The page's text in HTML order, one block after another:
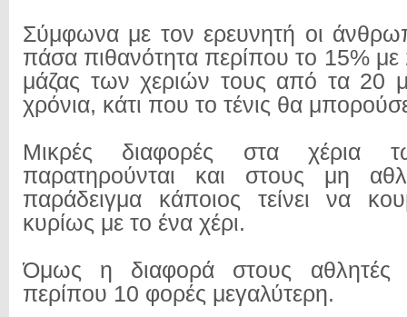
Σύμφωνα με τον ερευνητή οι
πάσα πιθανότητα περίπου το 15% με
μάζας των χεριών τους από τα 20
χρόνια, κάτι που το τένις θα
Μικρές διαφορές στα χέρια
παρατηρούνται και στους μη
παράδειγμα κάποιος τείνει να
κυρίως με το ένα χέρι.
Όμως η διαφορά στους αθλητές
περίπου 10 φορές μεγαλύτερη.